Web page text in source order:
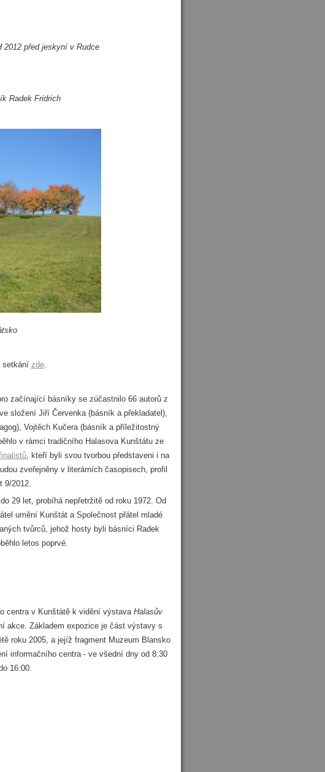
2012 před jeskyní v Rudce
Radek Fridrich
setkání zde.
začínající básníky se zúčastnilo 66 autorů z
složení Jiří Červenka (básník a překladatel),
Vojtěch Kučera (básník a příležitostný
v rámci tradičního Halasova Kunštátu ze
, kteří byli svou tvorbou představeni i na
zveřejněny v literárních časopisech, profil
9/2012.
29 let, probíhá nepřetržitě od roku 1972. Od
umění Kunštát a Společnost přátel mladé
tvůrců, jehož hosty byli básníci Radek
letos poprvé.
centra v Kunštátě k vidění výstava Halasův
akce. Základem expozice je část výstavy s
roku 2005, a jejíž fragment Muzeum Blansko
informačního centra - ve všední dny od 8:30
16:00.